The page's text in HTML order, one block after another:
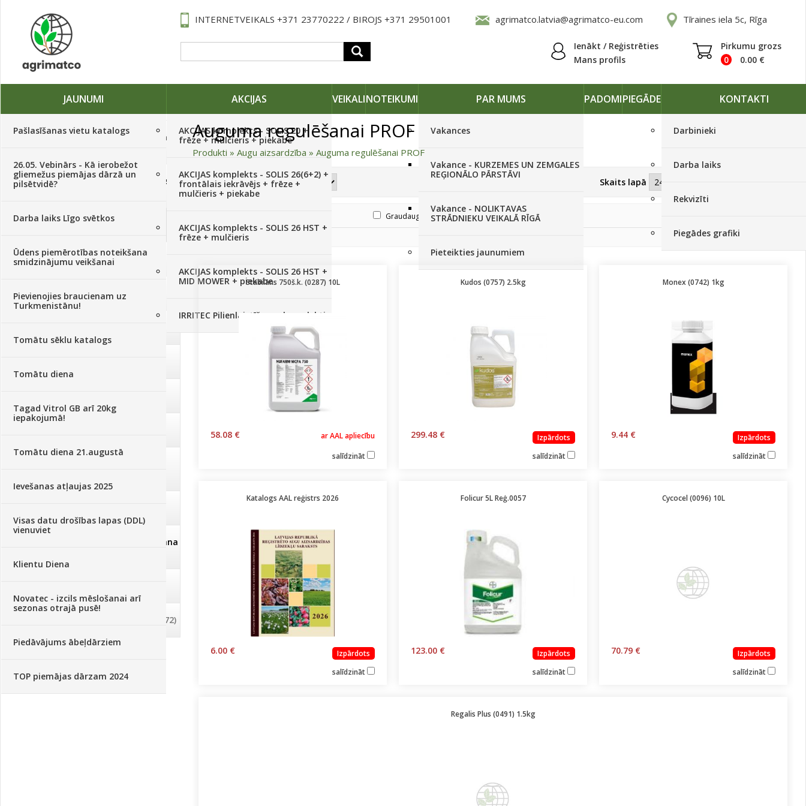
INTERNETVEIKALS +371 23770222 / BIROJS +371 29501001 agrimatco.latvia@agrimatco-eu.com Tīraines iela 5c, Rīga
Ienākt / Reģistrēties
Mans profils
Pirkumu grozs
0
0.00 €
JAUNUMI
Pašlasīšanas vietu katalogs
26.05. Vebinārs - Kā ierobežot
gliemežus piemājas dārzā un
pilsētvidē?
Darba laiks Līgo svētkos
Ūdens piemērotības noteikšana
smidzinājumu veikšanai
Pievienojies braucienam uz
Turkmenistānu!
Tomātu sēklu katalogs
Tomātu diena
Tagad Vitrol GB arī 20kg
iepakojumā!
Tomātu diena 21.augustā
Ievešanas atļaujas 2025
Visas datu drošības lapas (DDL)
vienuviet
Klientu Diena
Novatec - izcils mēslošanai arī
sezonas otrajā pusē!
Piedāvājums ābeļdārziem
TOP piemājas dārzam 2024
AKCIJAS
AKCIJAS komplekts - SOLIS 20 +
frēze + mulčieris + piekabe
AKCIJAS komplekts - SOLIS 26(6+2) +
frontālais iekrāvējs + frēze +
mulčieris + piekabe
AKCIJAS komplekts - SOLIS 26 HST +
frēze + mulčieris
AKCIJAS komplekts - SOLIS 26 HST +
MID MOWER + piekabe
IRRITEC Pilienlaistīšanas komplekti
VEIKALINOTEIKUMI PAR MUMS
Vakances
Vakance - KURZEMES UN ZEMGALES
REĢIONĀLO PĀRSTĀVI
Vakance - NOLIKTAVAS
STRĀDNIEKU VEIKALĀ RĪGĀ
Pieteikties jaunumiem
PADOMIPIEGĀDE KONTAKTI
Darbinieki
Darba laiks
Rekvizīti
Piegādes grafiki
Traktori, tehnika, rezerves daļas,
Sēklas, sīpoli, ķiploki, sīpolpuķes,
kartupeļi
Augu aizsardzība(366)
Mēslojumi(495)
Augsne, kūdra, mulča
Dezinfekcija, tīrīšana, mazgāšana
(72)
Auguma regulēšanai PROF
Produkti » Augu aizsardzība » Auguma regulēšanai PROF
Kārtot pēc Skaits lapā
Graudaugi
Stabilāns 750š.k. (0287) 10L
58.08 €
ar AAL apliecību
salīdzināt
Kudos (0757) 2.5kg
299.48 €
Izpārdots
salīdzināt
Monex (0742) 1kg
9.44 €
Izpārdots
salīdzināt
Katalogs AAL reģistrs 2026
6.00 €
Izpārdots
salīdzināt
Folicur 5L Reģ.0057
123.00 €
Izpārdots
salīdzināt
Cycocel (0096) 10L
70.79 €
Izpārdots
salīdzināt
Regalis Plus (0491) 1.5kg